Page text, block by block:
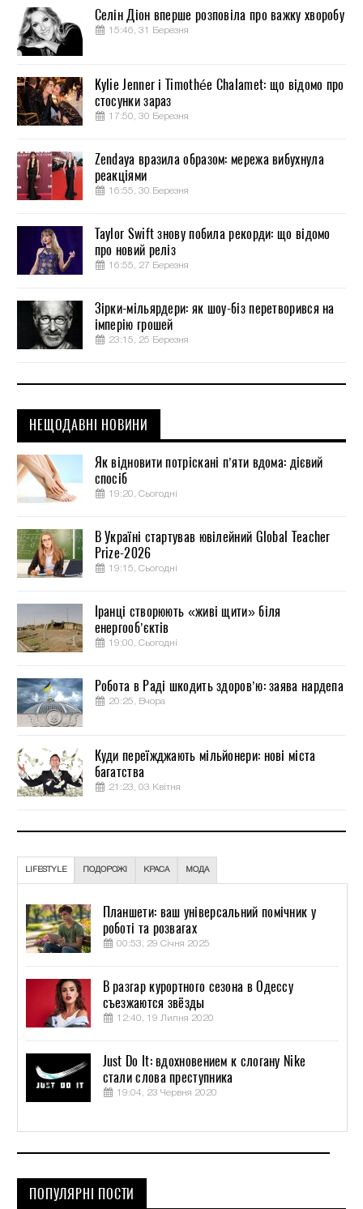
Селін Діон вперше розповіла про важку хворобу
15:46, 31 Березня
Kylie Jenner і Timothée Chalamet: що відомо про
стосунки зараз
17:50, 30 Березня
Zendaya вразила образом: мережа вибухнула
реакціями
16:55, 30 Березня
Taylor Swift знову побила рекорди: що відомо
про новий реліз
16:55, 27 Березня
Зірки-мільярдери: як шоу-біз перетворився на
імперію грошей
23:15, 25 Березня
НЕЩОДАВНІ НОВИНИ
Як відновити потріскані п’яти вдома: дієвий
спосіб
19:20, Сьогодні
В Україні стартував ювілейний Global Teacher
Prize-2026
19:15, Сьогодні
Іранці створюють «живі щити» біля
енергооб’єктів
19:00, Сьогодні
Робота в Раді шкодить здоров’ю: заява нардепа
20:25, Вчора
Куди переїжджають мільйонери: нові міста
багатства
21:23, 03 Квітня
LIFESTYLE ПОДОРОЖІ КРАСА МОДА
Планшети: ваш універсальний помічник у
роботі та розвагах
00:53, 29 Січня 2025
В разгар курортного сезона в Одессу
съезжаются звёзды
12:40, 19 Липня 2020
Just Do It: вдохновением к слогану Nike
стали слова преступника
19:04, 23 Червня 2020
ПОПУЛЯРНІ ПОСТИ